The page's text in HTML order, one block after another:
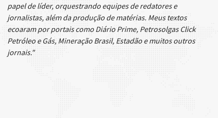
papel de líder, orquestrando equipes de redatores e
jornalistas, além da produção de matérias. Meus textos
ecoaram por portais como Diário Prime, Petrosolgas Click
Petróleo e Gás, Mineração Brasil, Estadão e muitos outros
jornais."